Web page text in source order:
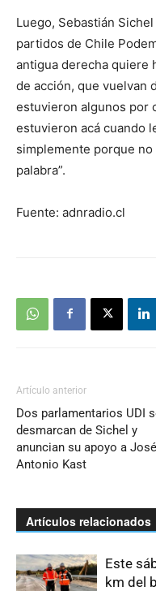
Luego, Sebastián
partidos de Chile
antigua derecha quiere
de acción, que vuelvan
estuvieron algunos por
estuvieron acá cuando
simplemente porque
palabra”.
Fuente: adnradio.cl
Artículo anterior
Dos parlamentarios UDI
desmarcan de Sichel y
anuncian su apoyo a José
Antonio Kast
Artículos relacionados
Este
km del